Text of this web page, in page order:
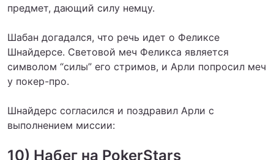
предмет, дающий силу немцу.
Шабан догадался, что речь идет о Феликсе
Шнайдерсе. Световой меч Феликса является
символом “силы” его стримов, и Арли попросил меч
у покер-про.
Шнайдерс согласился и поздравил Арли с
выполнением миссии:
10) Набег на PokerStars